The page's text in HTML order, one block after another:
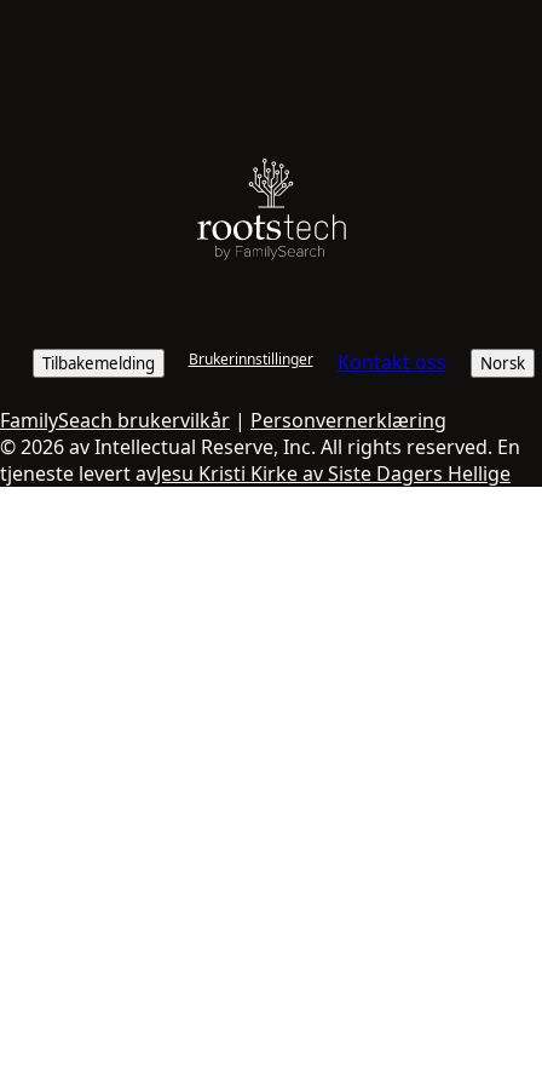
Tilbakemelding Brukerinnstillinger Kontakt oss Norsk
FamilySeach brukervilkår | Personvernerklæring
© 2026 av Intellectual Reserve, Inc. All rights reserved. En
tjeneste levert avJesu Kristi Kirke av Siste Dagers Hellige